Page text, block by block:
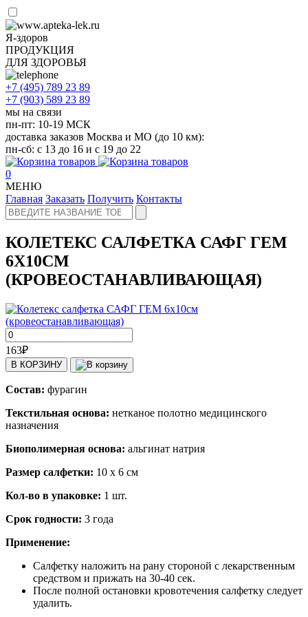
Я-здоров
ПРОДУКЦИЯ
ДЛЯ ЗДОРОВЬЯ
+7 (495) 789 23 89
+7 (903) 589 23 89
мы на связи
пн-пт: 10-19 МСК
доставка заказов Москва и МО (до 10 км):
пн-сб: с 13 до 16 и с 19 до 22
0
МЕНЮ
Главная Заказать Получить Контакты
КОЛЕТЕКС САЛФЕТКА САФГ ГЕМ
6Х10СМ
(КРОВЕОСТАНАВЛИВАЮЩАЯ)
163₽
В КОРЗИНУ
Состав: фурагин
Текстильная основа: нетканое полотно медицинского
назначения
Биополимерная основа: альгинат натрия
Размер салфетки: 10 х 6 см
Кол-во в упаковке: 1 шт.
Срок годности: 3 года
Применение:
Салфетку наложить на рану стороной с лекарственным
средством и прижать на 30-40 сек.
После полной остановки кровотечения салфетку следует
удалить.